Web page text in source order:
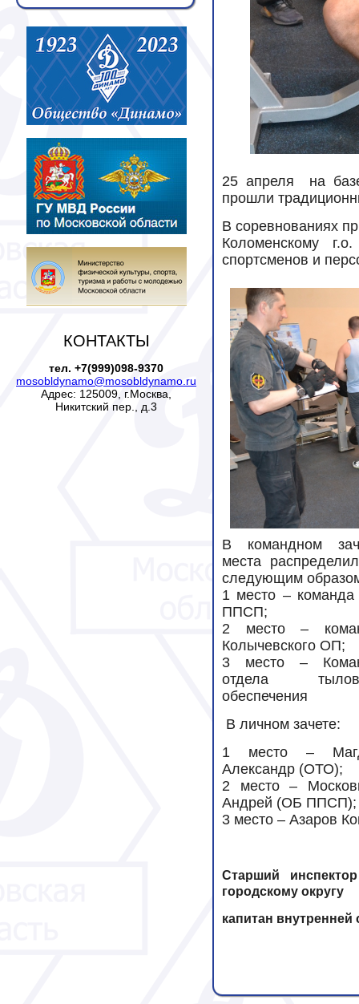
КОНТАКТЫ
тел. +7(999)098-9370
mosobldynamo@mosobldynamo.ru
Адрес: 125009, г.Москва,
Никитский пер., д.3
25 апреля на
прошли
В соревнованиях
Коломенскому
спортсменов и
В командном
места
следующим
1 место –
ППСП;
2 место –
Колычевского ОП;
3 место –
отдела
обеспечения
В личном зачете:
1 место –
Александр (ОТО);
2 место –
Андрей (ОБ ППСП);
3 место – Азаров
Старший
городскому округу
капитан